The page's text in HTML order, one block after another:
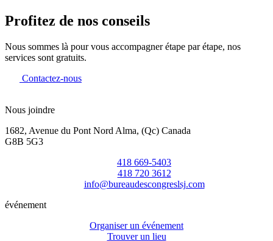
Profitez de nos conseils
Nous sommes là pour vous accompagner étape par étape, nos
services sont gratuits.
Contactez-nous
Nous joindre
1682, Avenue du Pont Nord Alma, (Qc) Canada
G8B 5G3
418 669-5403
418 720 3612
info@bureaudescongreslsj.com
événement
Organiser un événement
Trouver un lieu